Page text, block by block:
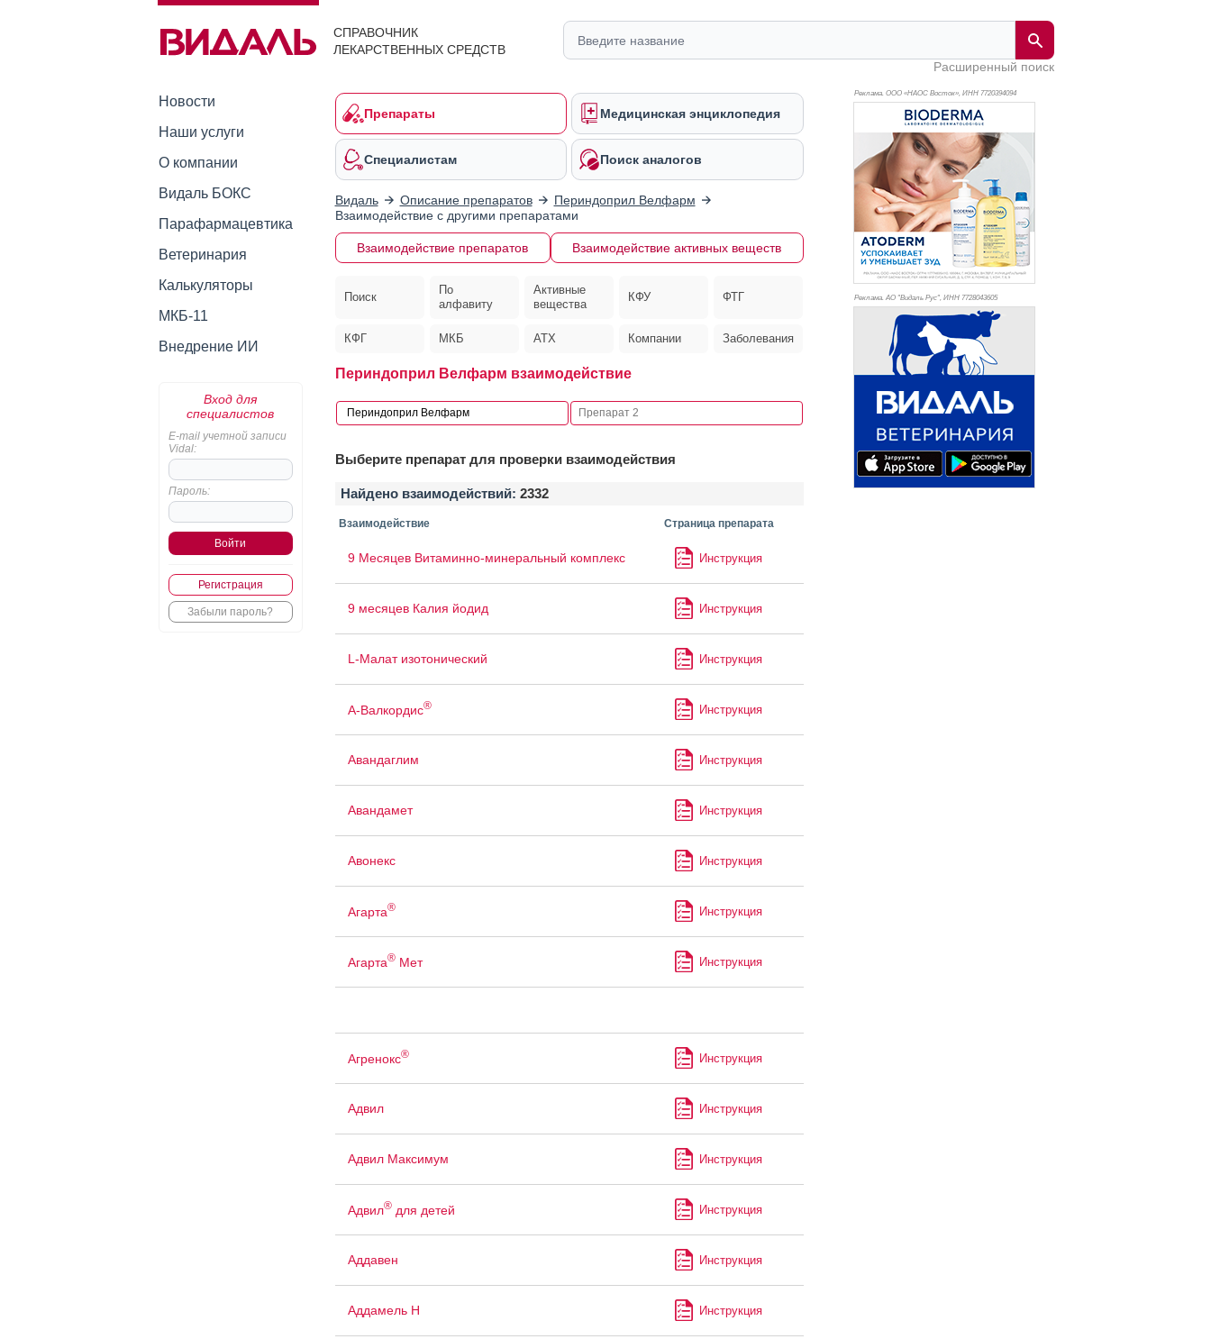
СПРАВОЧНИК
ЛЕКАРСТВЕННЫХ СРЕДСТВ
Расширенный поиск
Новости
Наши услуги
О компании
Видаль БОКС
Парафармацевтика
Ветеринария
Калькуляторы
МКБ-11
Внедрение ИИ
Вход для
специалистов
E-mail учетной записи
Vidal:
Пароль:
Регистрация
Забыли пароль?
Препараты Медицинская энциклопедия
Специалистам Поиск аналогов
Видаль Описание препаратов
Периндоприл Велфарм
Взаимодействие с другими препаратами
Взаимодействие препаратов Взаимодействие активных веществ
Поиск
По
алфавиту
Активные
вещества
КФУ ФТГ
КФГ МКБ АТХ Компании Заболевания
Периндоприл Велфарм взаимодействие
Выберите препарат для проверки взаимодействия
Найдено взаимодействий: 2332
Взаимодействие Страница препарата
9 Месяцев Витаминно-минеральный комплекс Инструкция
9 месяцев Калия йодид Инструкция
L-Малат изотонический Инструкция
А-Валкордис® Инструкция
Авандаглим Инструкция
Авандамет Инструкция
Авонекс Инструкция
Агарта® Инструкция
Агарта®Мет Инструкция
Агренокс® Инструкция
Адвил Инструкция
Адвил Максимум Инструкция
Адвил®для детей Инструкция
Аддавен Инструкция
Аддамель Н Инструкция
Реклама. ООО «НАОС Восток», ИНН 7720394094
Реклама. АО "Видаль Рус", ИНН 7728043605